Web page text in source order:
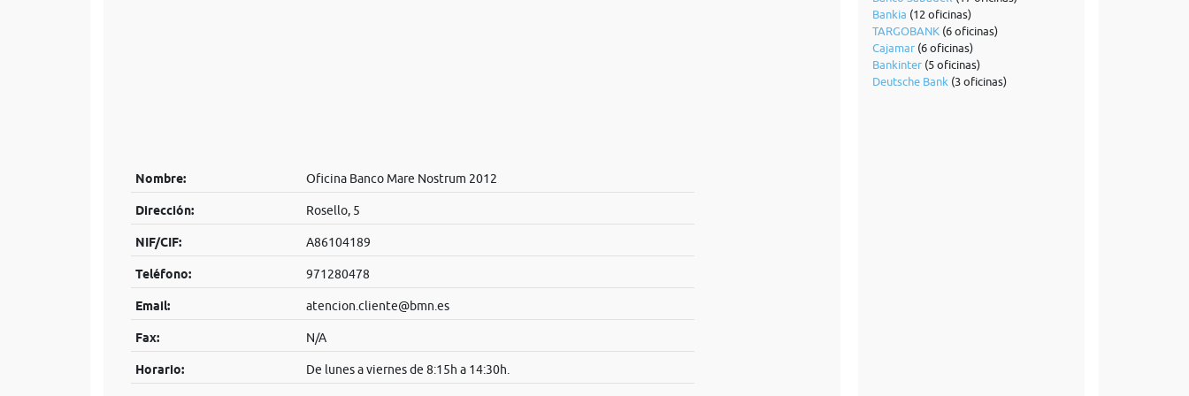
Nombre: Oficina Banco Mare Nostrum 2012
Dirección: Rosello, 5
NIF/CIF: A86104189
Teléfono: 971280478
Email: atencion.cliente@bmn.es
Fax: N/A
Horario: De lunes a viernes de 8:15h a 14:30h.
Bankia (12 oficinas)
TARGOBANK(6 oficinas)
Cajamar(6 oficinas)
Bankinter(5 oficinas)
Deutsche Bank (3 oficinas)